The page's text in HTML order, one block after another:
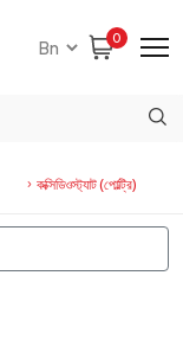
0
কক্সিডিওস্ট্যাট (পোল্ট্রি)